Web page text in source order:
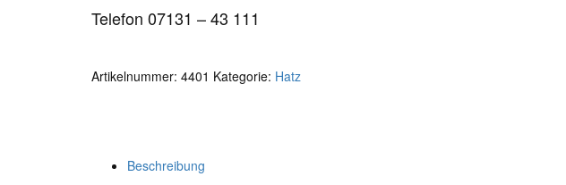
Telefon 07131 – 43 111
Artikelnummer: 4401 Kategorie: Hatz
Beschreibung